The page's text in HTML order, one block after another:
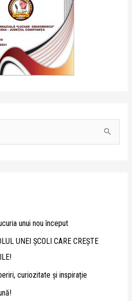
unui nou început
UNEI ȘCOLI CARE CREȘTE
curiozitate și inspirație